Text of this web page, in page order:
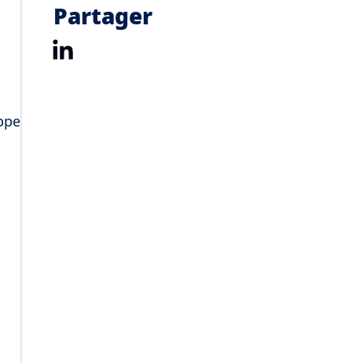
Partager